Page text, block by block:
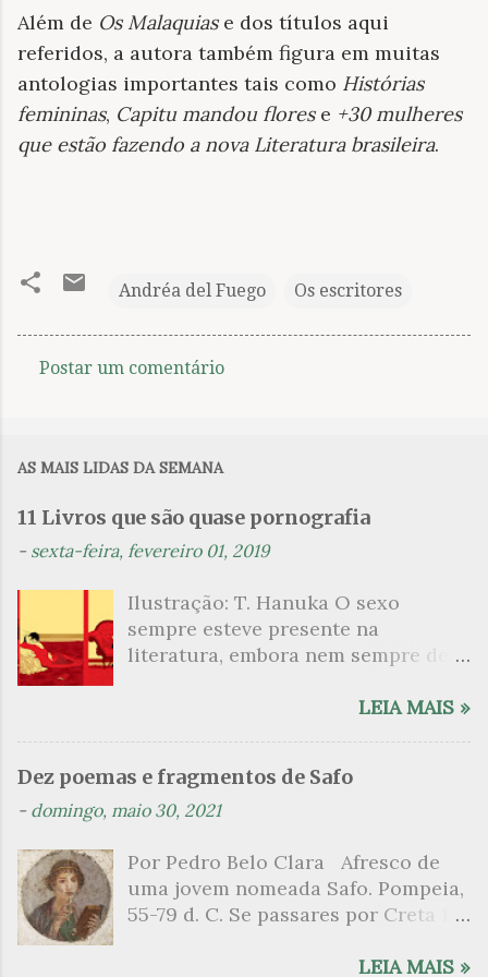
Além de Os Malaquiase dos títulos aqui
referidos, a autora também figura em muitas
antologias importantes tais como Histórias
femininas, Capitu mandou flores e +30 mulheres
que estão fazendo a nova Literatura brasileira.
Andréa del Fuego Os escritores
n
t
i
o
Postar um comentário
AS MAIS LIDAS DA SEMANA
11 Livros que são quase pornografia
- sexta-feira, fevereiro 01, 2019
Ilustração: T. Hanuka O sexo
sempre esteve presente na
literatura, embora nem sempre de
que mergulharam em sua própria
psicanalítico e findaram por revelar
a partir dessa intimidade o lado
apresenta um conjunto de livros
nos quais os escritores se
desnudam, livros que dispensam o
tom. Christine Angot, até o presente
LEIA MAIS »
Dez poemas e fragmentos de Safo
- domingo, maio 30, 2021
Por Pedro Belo Clara Afresco de
uma jovem nomeada Safo. Pompeia,
55-79 d. C. Se passares por Creta 1
grato é o pomar de macieiras e do
LEIA MAIS »